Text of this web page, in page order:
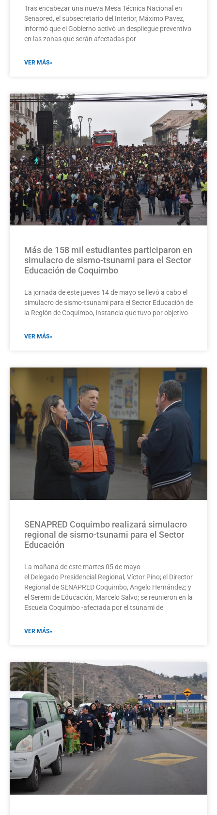
Tras encabezar una nueva Mesa Técnica Nacional en
Senapred, el subsecretario del Interior, Máximo Pavez,
informó que el Gobierno activó un despliegue preventivo
en las zonas que serán afectadas por
VER MÁS»
Más de 158 mil estudiantes participaron en
simulacro de sismo-tsunami para el Sector
Educación de Coquimbo
La jornada de este jueves 14 de mayo se llevó a cabo el
simulacro de sismo-tsunami para el Sector Educación de
la Región de Coquimbo, instancia que tuvo por objetivo
VER MÁS»
SENAPRED Coquimbo realizará simulacro
regional de sismo-tsunami para el Sector
Educación
La mañana de este martes 05 de mayo
el Delegado Presidencial Regional, Víctor Pino; el Director
Regional de SENAPRED Coquimbo, Angelo Hernández; y
el Seremi de Educación, Marcelo Salvo; se reunieron en la
Escuela Coquimbo -afectada por el tsunami de
VER MÁS»